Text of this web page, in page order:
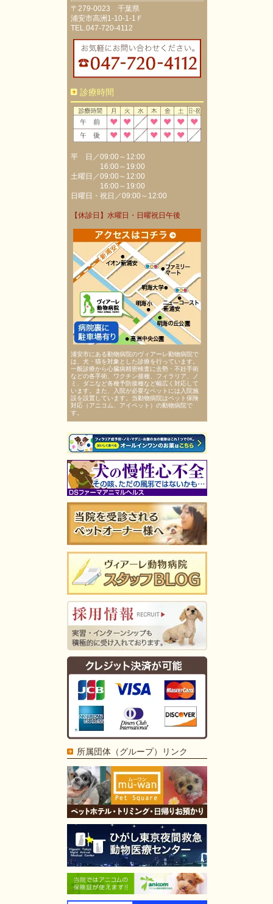
〒279-0023 千葉県
浦安市高洲1-10-1-1Ｆ
TEL.047-720-4112
診療時間
平 日／09:00～12:00
16:00～19:00
土曜日／09:00～12:00
16:00～19:00
日曜日・祝日／09:00～12:00
【休診日】水曜日・日曜祝日午後
浦安市にある動物病院のヴィアーレ動物病院で
は、犬・猫を対象とした診療を行っています。
一般診療から心臓病精密検査に去勢・不妊手術
などの各手術、ワクチン接種、フィラリア、ノ
ミ、ダニなど各種予防接種など幅広く対応して
います。また、入院が必要なペットには入院施
設を設置しています。当動物病院はペット保険
対応（アニコム、アイペット）の動物病院で
す。
所属団体（グループ）リンク